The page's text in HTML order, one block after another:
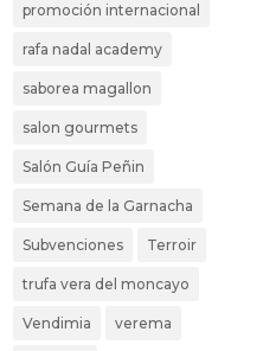
promoción internacional
rafa nadal academy
saborea magallon
salon gourmets
Salón Guía Peñin
Semana de la Garnacha
Subvenciones Terroir
trufa vera del moncayo
Vendimia verema